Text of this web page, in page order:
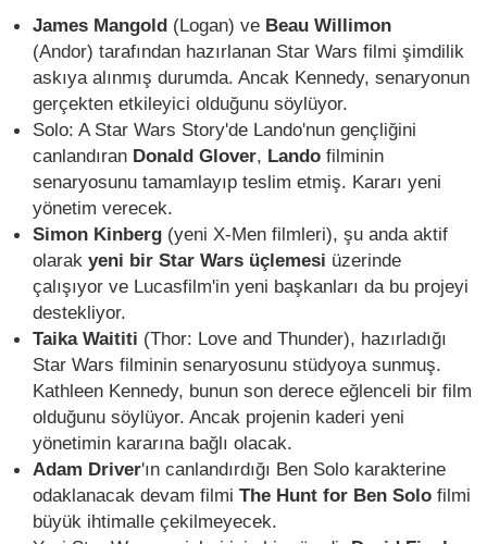
James Mangold (Logan) ve Beau Willimon
(Andor) tarafından hazırlanan Star Wars filmi şimdilik
askıya alınmış durumda. Ancak Kennedy, senaryonun
gerçekten etkileyici olduğunu söylüyor.
Solo: A Star Wars Story'de Lando'nun gençliğini
canlandıran Donald Glover, Lando filminin
senaryosunu tamamlayıp teslim etmiş. Kararı yeni
yönetim verecek.
Simon Kinberg (yeni X-Men filmleri), şu anda aktif
olarak yeni bir Star Wars üçlemesi üzerinde
çalışıyor ve Lucasfilm'in yeni başkanları da bu projeyi
destekliyor.
Taika Waititi (Thor: Love and Thunder), hazırladığı
Star Wars filminin senaryosunu stüdyoya sunmuş.
Kathleen Kennedy, bunun son derece eğlenceli bir film
olduğunu söylüyor. Ancak projenin kaderi yeni
yönetimin kararına bağlı olacak.
Adam Driver'ın canlandırdığı Ben Solo karakterine
odaklanacak devam filmi The Hunt for Ben Solo filmi
büyük ihtimalle çekilmeyecek.